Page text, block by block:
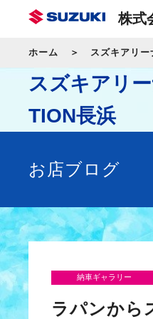
株式
ホーム スズキアリ
スズキアリ
TION長浜
お店ブログ
納車ギャラリー
ラパンから